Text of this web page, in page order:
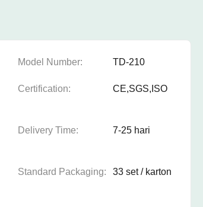
Model Number: TD-210
Certification: CE,SGS,ISO
Delivery Time: 7-25 hari
Standard Packaging: 33 set / karton